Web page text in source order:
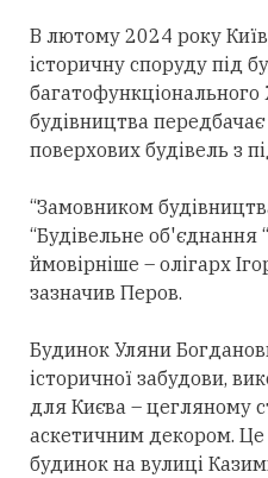
В лютому 2024 року
історичну споруду під
будівництва
поверхових будівель з
“Замовником
“Будівельне об'єднання
ймовірніше – олігарх
зазначив Перов.
Будинок Уляни
історичної забудови,
для Києва – цегляному
аскетичним декором. Це
будинок на вулиці